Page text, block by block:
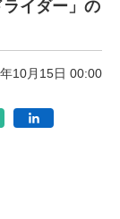
イダー」の
10月15日 00:00